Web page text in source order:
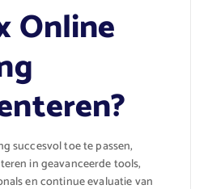
Online
succesvol toe te passen,
in geavanceerde tools,
en continue evaluatie van